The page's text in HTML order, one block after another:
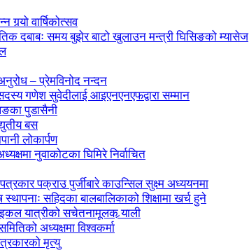
वार्षिकोत्सव
दबाबः समय बुझेर बाटो खुलाउन मन्त्री घिसिङको म्यासेज
– प्रेमविनोद नन्दन
गणेश सुवेदीलाई आइएनएनएफद्वारा सम्मान
पुडासैनी
बस
लोकार्पण
नुवाकोटका घिमिरे निर्वाचित
पक्राउ पुर्जीबारे काउन्सिल सुक्ष्म अध्ययनमा
सहिदका बालबालिकाको शिक्षामा खर्च हुने
यात्रीको सचेतनामूलक र्‍याली
अध्यक्षमा विश्वकर्मा
मृत्यु